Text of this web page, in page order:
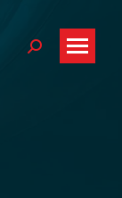
Search: